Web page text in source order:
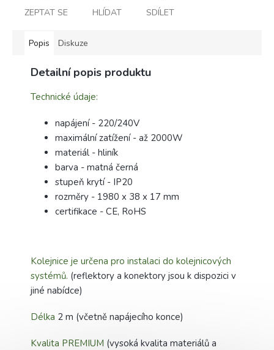
ZEPTAT SE HLÍDAT SDÍLET
Popis Diskuze
Detailní popis produktu
Technické údaje:
napájení - 220/240V
maximální zatížení - až 2000W
materiál - hliník
barva - matná černá
stupeň krytí - IP20
rozměry - 1980 x 38 x 17 mm
certifikace - CE, RoHS
Kolejnice je určena pro instalaci do kolejnicových
systémů. (reflektory a konektory jsou k dispozici v
jiné nabídce)
Délka 2 m (včetně napájecího konce)
Kvalita PREMIUM (vysoká kvalita materiálů a